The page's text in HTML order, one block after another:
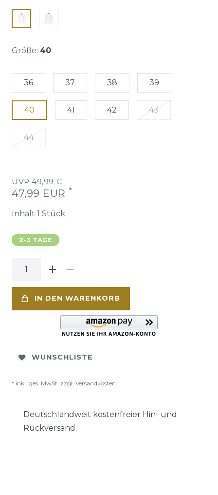
Größe: 40
36 37 38 39
40 41 42 43
44
UVP 49,99 €
47,99 EUR *
Inhalt 1 Stück
2-3 TAGE
IN DEN WARENKORB
WUNSCHLISTE
* inkl. ges. MwSt. zzgl. Versandkosten
Deutschlandweit kostenfreier Hin- und
Rückversand.